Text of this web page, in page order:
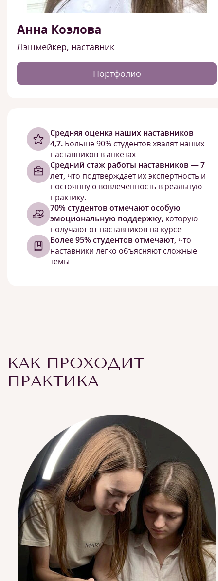
Анна Козлова
Лэшмейкер, наставник
Портфолио
Cредняя оценка наших наставников
4,7. Больше 90% студентов хвалят наших
наставников в анкетах
Средний стаж работы наставников — 7
лет, что подтверждает их экспертность и
постоянную вовлеченность в реальную
практику.
70% студентов отмечают особую
эмоциональную поддержку, которую
получают от наставников на курсе
Более 95% студентов отмечают, что
наставники легко объясняют сложные
темы
КАК ПРОХОДИТ
ПРАКТИКА